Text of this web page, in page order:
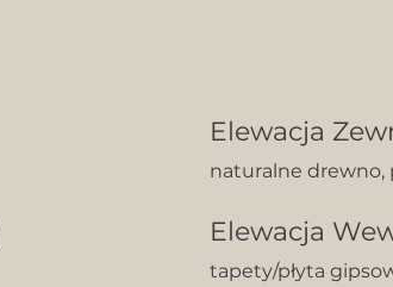
Elewacja
naturalne drewno,
Elewacja
tapety/płyta